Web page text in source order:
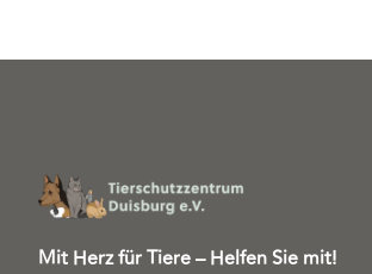
Mit Herz für Tiere – Helfen Sie mit!